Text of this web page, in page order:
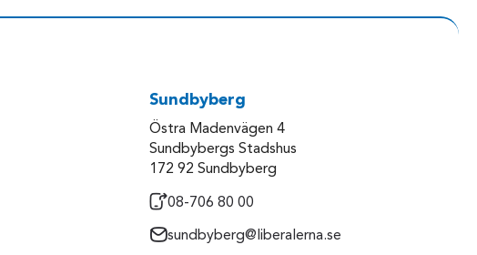
Sundbyberg
Östra Madenvägen 4
Sundbybergs Stadshus
172 92 Sundbyberg
08-706 80 00
sundbyberg@liberalerna.se